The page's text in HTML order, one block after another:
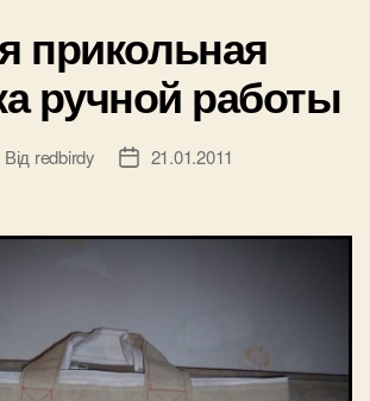
прикольная
ручной работы
Від redbirdy
Дата21.01.2011